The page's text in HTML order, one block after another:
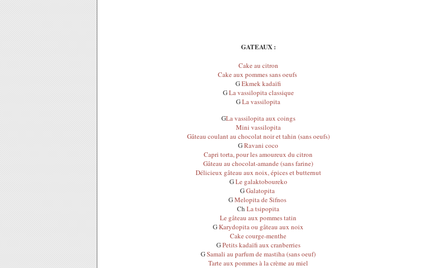
GATEAUX :
Cake au citron
Cake aux pommes sans oeufs
GEkmek kadaïfi
GLa vassilopita classique
GLa vassilopita
GLa vassilopita aux coings
Mini vassilopita
Gâteau coulant au chocolat noir et tahin (sans oeufs)
GRavani coco
Capri torta, pour les amoureux du citron
Gâteau au chocolat-amande (sans farine)
Délicieux gâteau aux noix, épices et butternut
GLe galaktoboureko
GGalatopita
GMelopita de Sifnos
Ch La tsipopita
Le gâteau aux pommes tatin
GKarydopita ou gâteau aux noix
Cake courge-menthe
GPetits kadaïfi aux cranberries
GSamali au parfum de mastiha (sans oeuf)
Tarte aux pommes à la crème au miel